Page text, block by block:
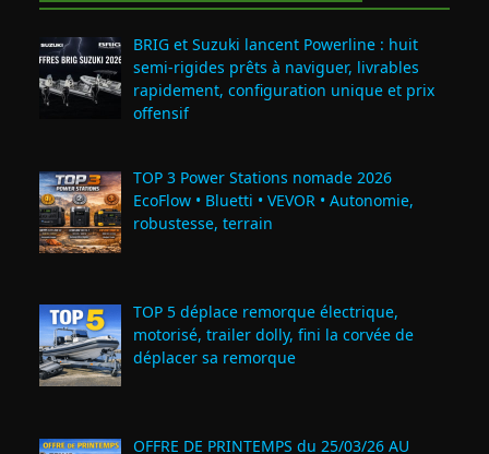
BRIG et Suzuki lancent Powerline : huit
semi‑rigides prêts à naviguer, livrables
rapidement, configuration unique et prix
offensif
TOP 3 Power Stations nomade 2026
EcoFlow • Bluetti • VEVOR • Autonomie,
robustesse, terrain
TOP 5 déplace remorque électrique,
motorisé, trailer dolly, fini la corvée de
déplacer sa remorque
OFFRE DE PRINTEMPS du 25/03/26 AU